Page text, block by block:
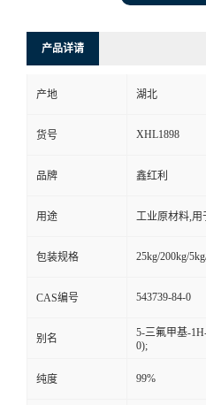
产品详请
产地 湖北
货号 XHL1898
品牌 鑫红利
用途 工业原材料,用
包装规格 25kg/200kg/
CAS编号 543739-84-0
别名
5-三氟甲基-
0);
纯度 99%